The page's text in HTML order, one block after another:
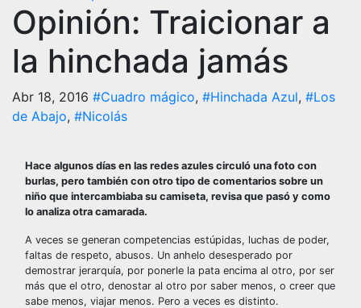
Opinión: Traicionar a
la hinchada jamás
Abr 18, 2016 #Cuadro mágico, #Hinchada Azul, #Los
de Abajo, #Nicolás
Hace algunos días en las redes azules circuló una foto con
burlas, pero también con otro tipo de comentarios sobre un
niño que intercambiaba su camiseta, revisa que pasó y como
lo analiza otra camarada.
A veces se generan competencias estúpidas, luchas de poder,
faltas de respeto, abusos. Un anhelo desesperado por
demostrar jerarquía, por ponerle la pata encima al otro, por ser
más que el otro, denostar al otro por saber menos, o creer que
sabe menos, viajar menos. Pero a veces es distinto.